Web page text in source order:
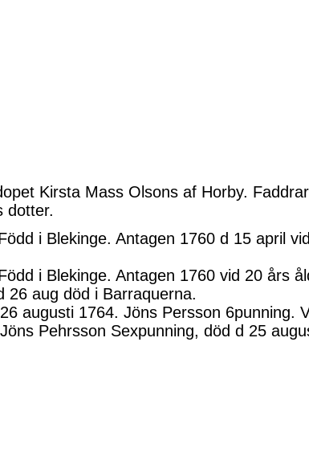
Kirsta Mass Olsons af Horby.
dotter.
i Blekinge. Antagen 1760 d 15 april
i Blekinge. Antagen 1760 vid 20 års
26 aug död i Barraquerna.
augusti 1764. Jöns Persson 6punning.
Pehrsson Sexpunning, död d 25